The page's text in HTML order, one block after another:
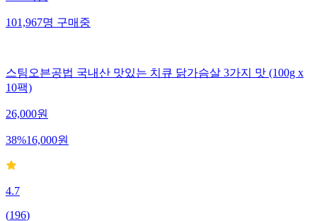
101,967명 구매중
스팀오븐공법 국내산 맛있는 치큐 닭가슴살 3가지 맛 (100g x
10팩)
26,000원
38%16,000원
4.7
(196)